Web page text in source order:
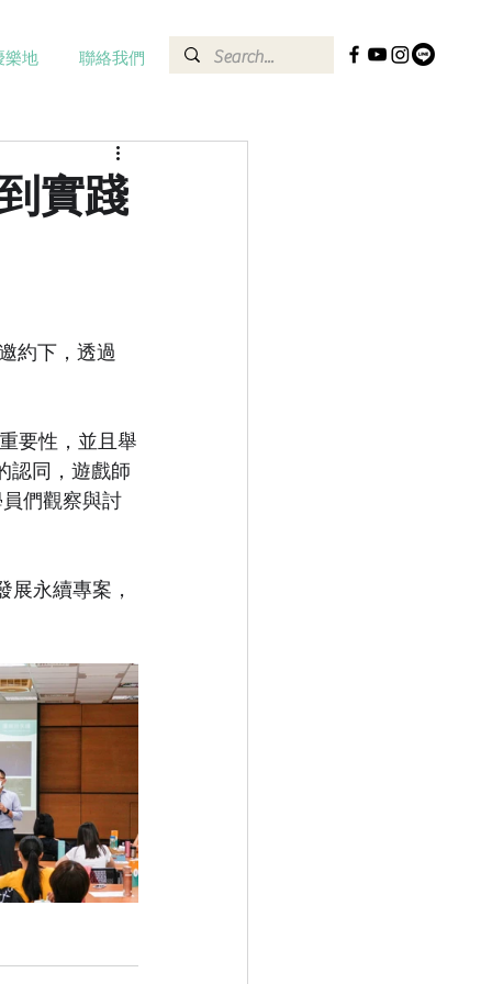
樂地 聯絡我們
實踐
約下，透過
要性，並且舉
認同，遊戲師
們觀察與討
展永續專案，